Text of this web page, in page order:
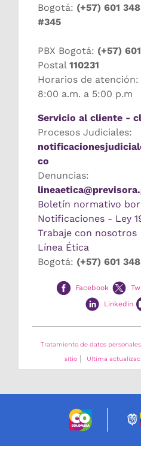
Bogotá: (+57) 601
#345
PBX Bogotá: (+57)
Postal 110231
Horarios de atención:
8:00 a.m. a 5:00 p.m
Servicio al cliente -
Procesos Judiciales:
co
Denuncias:
Boletín normativo
Notificaciones - Ley
Trabaje con nosotros
Línea Ética
Bogotá: (+57) 601
Facebook
Linkedin
Tratamiento de datos personales
sitio
Ultima
Logo